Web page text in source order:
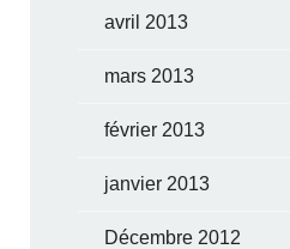
avril 2013
mars 2013
février 2013
janvier 2013
Décembre 2012